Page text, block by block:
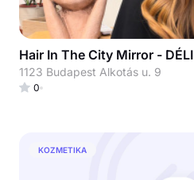
Hair In The City Mirror - DÉLI
1123 Budapest Alkotás u. 9
0
KOZMETIKA